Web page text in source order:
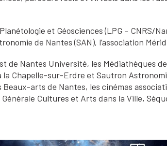
et Géosciences (LPG – CNRS/
de Nantes (SAN), l’association
de Nantes Université, les Médiathèques
la Chapelle-sur-Erdre et Sautron
arts de Nantes, les cinémas
Cultures et Arts dans la Ville,